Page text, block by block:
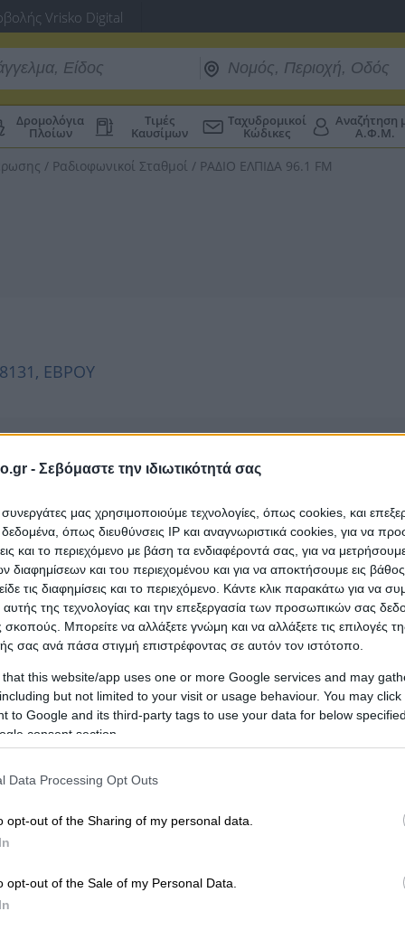
- Σεβόμαστε την ιδιωτικότητά σας
συνεργάτες μας χρησιμοποιούμε τεχνολογίες, όπως cookies, και
όπως διευθύνσεις IP και αναγνωριστικά cookies, για να
και το περιεχόμενο με βάση τα ενδιαφέροντά σας, για να
διαφημίσεων και του περιεχομένου και για να αποκτήσουμε εις
τις διαφημίσεις και το περιεχόμενο. Κάντε κλικ παρακάτω για να
της τεχνολογίας και την επεξεργασία των προσωπικών σας
Μπορείτε να αλλάξετε γνώμη και να αλλάξετε τις επιλογές
σας ανά πάσα στιγμή επιστρέφοντας σε αυτόν τον ιστότοπο.
that this website/app uses one or more Google services and may
but not limited to your visit or usage behaviour. You may
to Google and its third-party tags to use your data for below
consent section.
Data Processing Opt Outs
opt-out of the Sharing of my personal data.
opt-out of the Sale of my Personal Data.
Vrisko Digital
Δρομολόγια
Πλοίων
Τιμές
Καυσίμων
Ταχυδρομικοί
Κώδικες
Αναζήτηση
Α.Φ.Μ.
/ Ραδιοφωνικοί Σταθμοί / ΡΑΔΙΟ ΕΛΠΙΔΑ 96.1 FM
ΕΒΡΟΥ
96.1 FMπου ανήκει στην κατηγορία
;
ακόμα αξιολογήσεις
Γίνετε ο πρώτος που θα μοιραστεί την
επιλογή!